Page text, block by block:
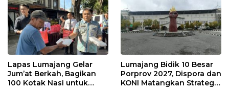
Lapas Lumajang Gelar
Jum’at Berkah, Bagikan
100 Kotak Nasi untuk
Lumajang Bidik 10 Besar
Porprov 2027, Dispora dan
KONI Matangkan Strategi